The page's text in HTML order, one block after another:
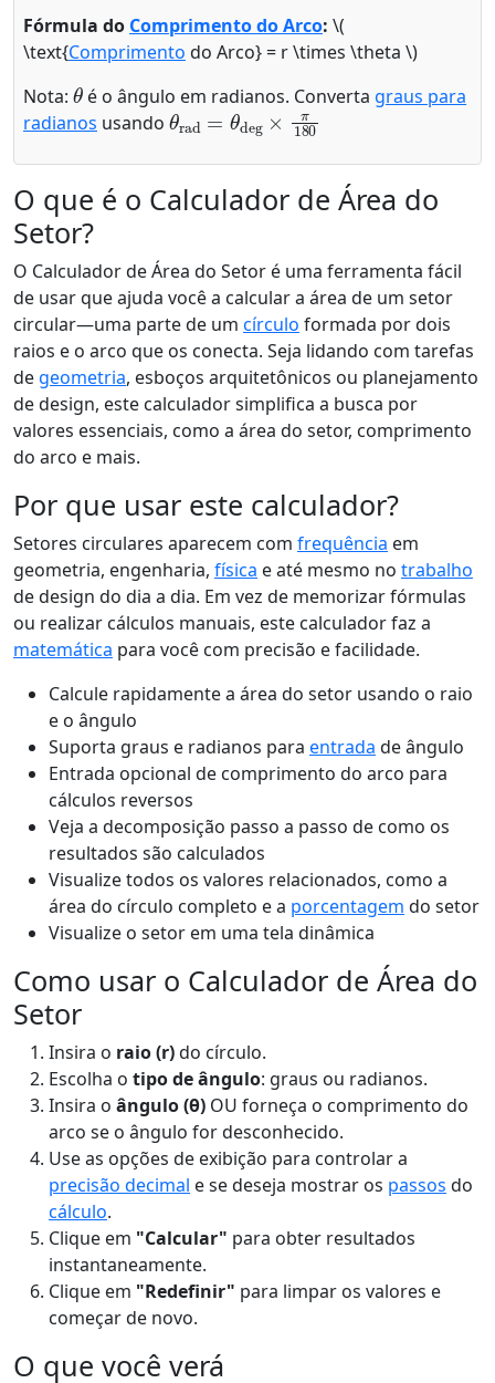
Fórmula do Comprimento do Arco: \(
\text{Comprimento do Arco} = r \times \theta \)
Nota:
θ
é o ângulo em radianos. Converta graus para
radianos usando
θrad=θdeg× π180
O que é o Calculador de Área do
Setor?
O Calculador de Área do Setor é uma ferramenta fácil
de usar que ajuda você a calcular a área de um setor
circular—uma parte de um círculo formada por dois
raios e o arco que os conecta. Seja lidando com tarefas
de geometria, esboços arquitetônicos ou planejamento
de design, este calculador simplifica a busca por
valores essenciais, como a área do setor, comprimento
do arco e mais.
Por que usar este calculador?
Setores circulares aparecem com frequência em
geometria, engenharia, física e até mesmo no trabalho
de design do dia a dia. Em vez de memorizar fórmulas
ou realizar cálculos manuais, este calculador faz a
matemática para você com precisão e facilidade.
Calcule rapidamente a área do setor usando o raio
e o ângulo
Suporta graus e radianos para entrada de ângulo
Entrada opcional de comprimento do arco para
cálculos reversos
Veja a decomposição passo a passo de como os
resultados são calculados
Visualize todos os valores relacionados, como a
área do círculo completo e a porcentagem do setor
Visualize o setor em uma tela dinâmica
Como usar o Calculador de Área do
Setor
Insira o raio (r)do círculo.
Escolha o tipo de ângulo: graus ou radianos.
Insira o ângulo (θ) OU forneça o comprimento do
arco se o ângulo for desconhecido.
Use as opções de exibição para controlar a
precisão decimal e se deseja mostrar os passos do
cálculo.
Clique em "Calcular" para obter resultados
instantaneamente.
Clique em "Redefinir" para limpar os valores e
começar de novo.
O que você verá